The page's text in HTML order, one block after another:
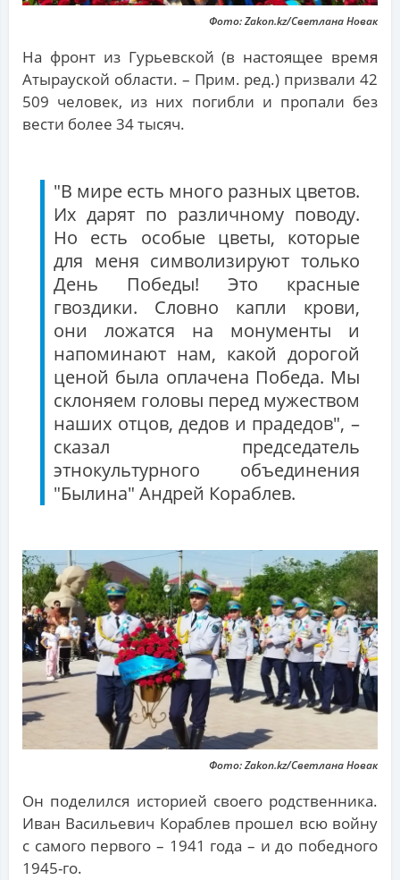
Фото: Zakon.kz/Светлана Новак
На фронт из Гурьевской (в настоящее время
Атырауской области. – Прим. ред.) призвали 42
509 человек, из них погибли и пропали без
вести более 34 тысяч.
"В мире есть много разных цветов.
Их дарят по различному поводу.
Но есть особые цветы, которые
для меня символизируют только
День Победы! Это красные
гвоздики. Словно капли крови,
они ложатся на монументы и
напоминают нам, какой дорогой
ценой была оплачена Победа. Мы
склоняем головы перед мужеством
наших отцов, дедов и прадедов", –
сказал председатель
этнокультурного объединения
"Былина" Андрей Кораблев.
Фото: Zakon.kz/Светлана Новак
Он поделился историей своего родственника.
Иван Васильевич Кораблев прошел всю войну
с самого первого – 1941 года – и до победного
1945-го.